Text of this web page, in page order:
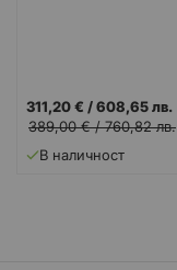
311,20 € /608,65 лв.
389,00 €/760,82 лв.
В наличност